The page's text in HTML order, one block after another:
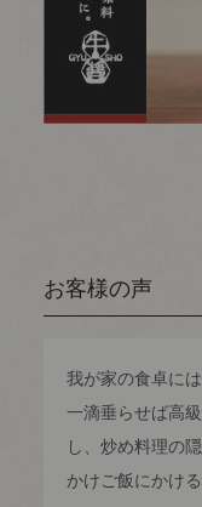
お客様の声
我が家の食卓に
一滴垂らせば高
し、炒め料理の
かけご飯にかけ